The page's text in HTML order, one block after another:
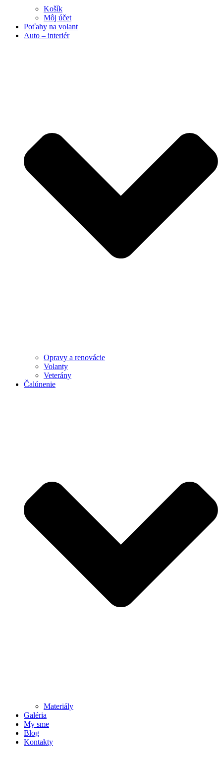
Košík
Môj účet
Poťahy na volant
Auto – interiér
Opravy a renovácie
Volanty
Veterány
Čalúnenie
Materiály
Galéria
My sme
Blog
Kontakty